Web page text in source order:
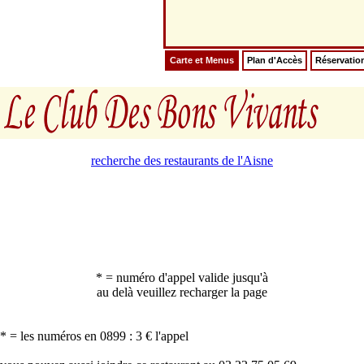
Carte et Menus Plan d'Accès
recherche des restaurants de l'Aisne
* = numéro d'appel valide jusqu'à
au delà veuillez recharger la page
* = les numéros en 0899 : 3 € l'appel